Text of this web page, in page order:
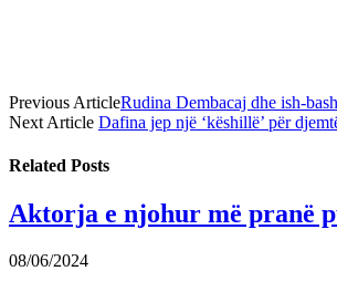
Previous ArticleRudina Dembacaj dhe ish-
Next Article Dafina jep një ‘këshillë’ për
Related Posts
Aktorja e njohur më pranë
08/06/2024